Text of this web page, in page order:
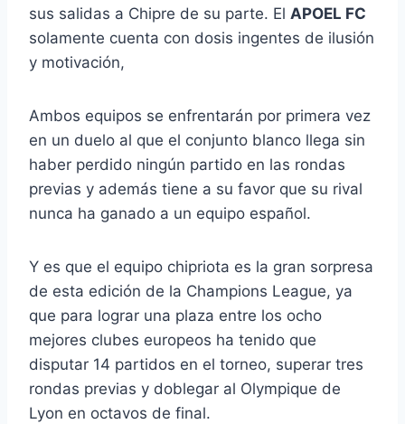
sus salidas a Chipre de su parte. El APOEL FC
solamente cuenta con dosis ingentes de ilusión
y motivación,
Ambos equipos se enfrentarán por primera vez
en un duelo al que el conjunto blanco llega sin
haber perdido ningún partido en las rondas
previas y además tiene a su favor que su rival
nunca ha ganado a un equipo español.
Y es que el equipo chipriota es la gran sorpresa
de esta edición de la Champions League, ya
que para lograr una plaza entre los ocho
mejores clubes europeos ha tenido que
disputar 14 partidos en el torneo, superar tres
rondas previas y doblegar al Olympique de
Lyon en octavos de final.